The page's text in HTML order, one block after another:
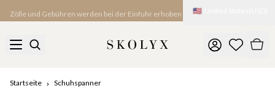
Zölle und Gebühren werden bei der Einfuhr erhoben 🇺🇸
Startseite Schuhspanner